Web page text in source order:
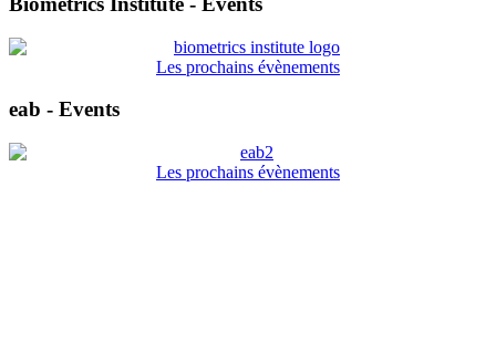
Les prochains évènements
eab - Events
Les prochains évènements